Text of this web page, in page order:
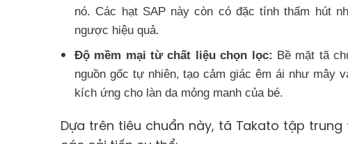
nó. Các hạt SAP này còn có đặc tính thấm hút
ngược hiệu quả.
Độ mềm mại từ chất liệu chọn lọc: Bề mặt tã
nguồn gốc tự nhiên, tạo cảm giác êm ái như mây
kích ứng cho làn da mỏng manh của bé.
Dựa trên tiêu chuẩn này, tã Takato tập